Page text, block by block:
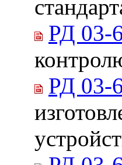
РД 03-
РД 03-